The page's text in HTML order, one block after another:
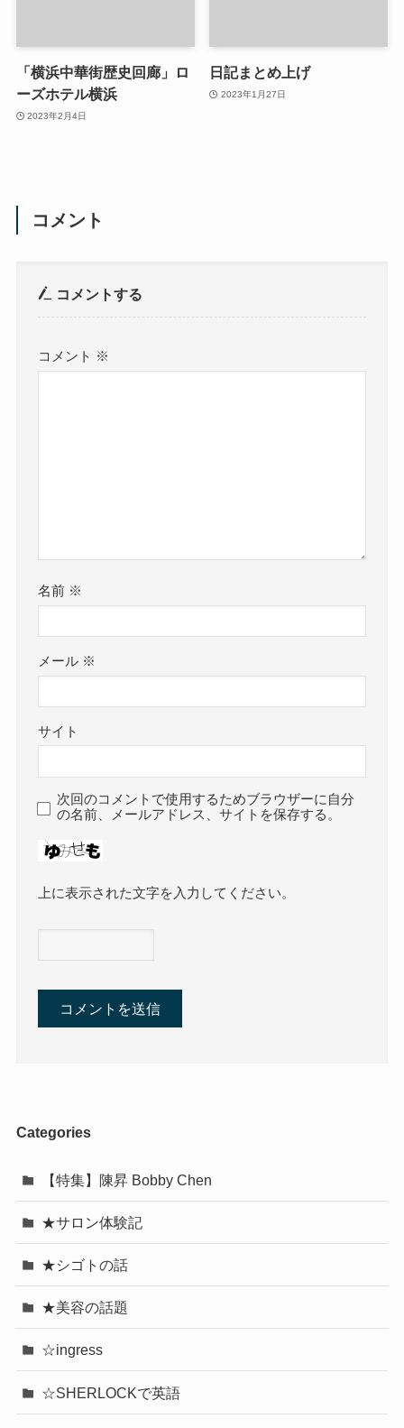
「横浜中華街歴史回廊」ロ
ーズホテル横浜
2023年2月4日
日記まとめ上げ
2023年1月27日
コメント
コメントする
コメント ※
名前 ※
メール ※
サイト
次回のコメントで使用するためブラウザーに自分
の名前、メールアドレス、サイトを保存する。
上に表示された文字を入力してください。
Categories
【特集】陳昇 Bobby Chen
★サロン体験記
★シゴトの話
★美容の話題
☆ingress
☆SHERLOCKで英語